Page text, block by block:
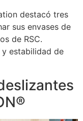
destacó tres
sus envases de
de RSC.
estabilidad de